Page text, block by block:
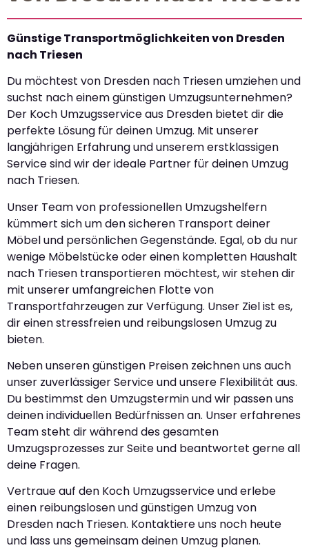
Günstige Transportmöglichkeiten von Dresden
nach Triesen
Du möchtest von Dresden nach Triesen umziehen und
suchst nach einem günstigen Umzugsunternehmen?
Der Koch Umzugsservice aus Dresden bietet dir die
perfekte Lösung für deinen Umzug. Mit unserer
langjährigen Erfahrung und unserem erstklassigen
Service sind wir der ideale Partner für deinen Umzug
nach Triesen.
Unser Team von professionellen Umzugshelfern
kümmert sich um den sicheren Transport deiner
Möbel und persönlichen Gegenstände. Egal, ob du nur
wenige Möbelstücke oder einen kompletten Haushalt
nach Triesen transportieren möchtest, wir stehen dir
mit unserer umfangreichen Flotte von
Transportfahrzeugen zur Verfügung. Unser Ziel ist es,
dir einen stressfreien und reibungslosen Umzug zu
bieten.
Neben unseren günstigen Preisen zeichnen uns auch
unser zuverlässiger Service und unsere Flexibilität aus.
Du bestimmst den Umzugstermin und wir passen uns
deinen individuellen Bedürfnissen an. Unser erfahrenes
Team steht dir während des gesamten
Umzugsprozesses zur Seite und beantwortet gerne all
deine Fragen.
Vertraue auf den Koch Umzugsservice und erlebe
einen reibungslosen und günstigen Umzug von
Dresden nach Triesen. Kontaktiere uns noch heute
und lass uns gemeinsam deinen Umzug planen.